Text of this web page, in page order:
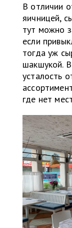
В отличии
яичницей,
тут можно
если
тогда уж
шакшукой.
усталость
где нет